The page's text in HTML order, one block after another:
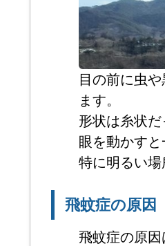
目の前に虫
ます。
形状は糸状
眼を動かす
特に明るい場
飛蚊症の原因
飛蚊症の原因